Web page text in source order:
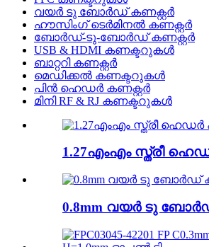
വയർ ടു ബോർഡ് കണക്റ്റർ
ഹൗസിംഗ് ടെർമിനൽ കണക്റ്റർ
ബോർഡ്-ടു-ബോർഡ് കണക്റ്റർ
USB & HDMI കണക്ടറുകൾ
ബാറ്ററി കണക്റ്റർ
മെഡിക്കൽ കണക്ടറുകൾ
പിൻ ഹെഡർ കണക്റ്റർ
മിനി RF & RJ കണക്ടറുകൾ
1.27എംഎം സ്ത്രീ
0.8mm വയർ ടു